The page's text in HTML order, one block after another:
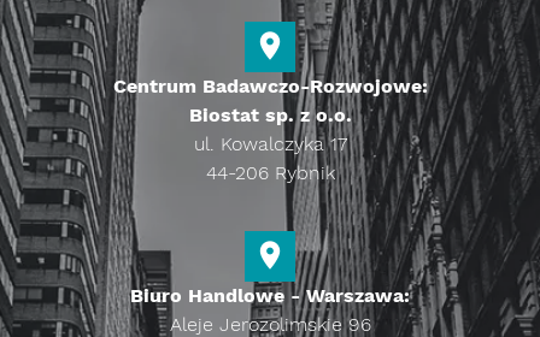
Centrum Badawczo-Rozwojowe:
Biostat sp. z o.o.
ul. Kowalczyka 17
44-206 Rybnik
Biuro Handlowe - Warszawa:
Aleje Jerozolimskie 96